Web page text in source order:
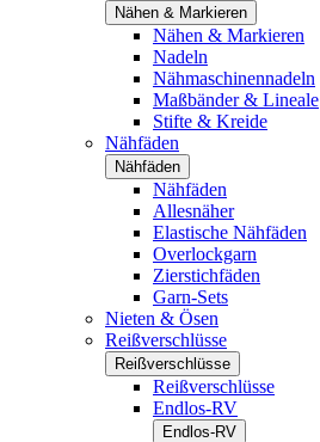
Nähen & Markieren
Nähen & Markieren
Nadeln
Nähmaschinennadeln
Maßbänder & Lineale
Stifte & Kreide
Nähfäden
Nähfäden
Nähfäden
Allesnäher
Elastische Nähfäden
Overlockgarn
Zierstichfäden
Garn-Sets
Nieten & Ösen
Reißverschlüsse
Reißverschlüsse
Reißverschlüsse
Endlos-RV
Endlos-RV